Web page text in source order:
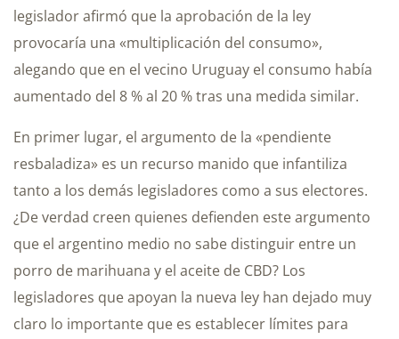
legislador afirmó que la aprobación de la ley
provocaría una «multiplicación del consumo»,
alegando que en el vecino Uruguay el consumo había
aumentado del 8 % al 20 % tras una medida similar.
En primer lugar, el argumento de la «pendiente
resbaladiza» es un recurso manido que infantiliza
tanto a los demás legisladores como a sus electores.
¿De verdad creen quienes defienden este argumento
que el argentino medio no sabe distinguir entre un
porro de marihuana y el aceite de CBD? Los
legisladores que apoyan la nueva ley han dejado muy
claro lo importante que es establecer límites para